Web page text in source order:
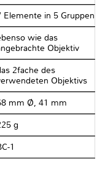
Elemente in 5 Gruppen
wie das
Objektiv
2fache des
Objektivs
mm Ø, 41 mm
g
1